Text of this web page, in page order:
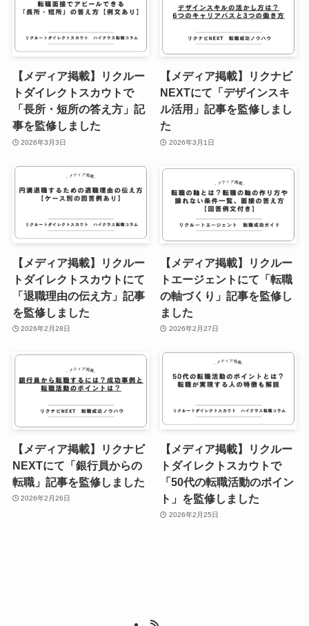
【メディア掲載】リクルー
トダイレクトスカウトで
「長所・短所の答え方」記
事を監修しました
2026年3月3日
【メディア掲載】リクナビ
NEXTにて「デザインスキ
ル活用」記事を監修しまし
た
2026年3月1日
【メディア掲載】リクルー
トダイレクトスカウトにて
「退職理由の伝え方」記事
を監修しました
2026年2月28日
【メディア掲載】リクルー
トエージェントにて「転職
の軸づくり」記事を監修し
ました
2026年2月27日
【メディア掲載】リクナビ
NEXTにて「銀行員からの
転職」記事を監修しました
2026年2月26日
【メディア掲載】リクルー
トダイレクトスカウトで
「50代の転職活動のポイン
ト」を監修しました
2026年2月25日